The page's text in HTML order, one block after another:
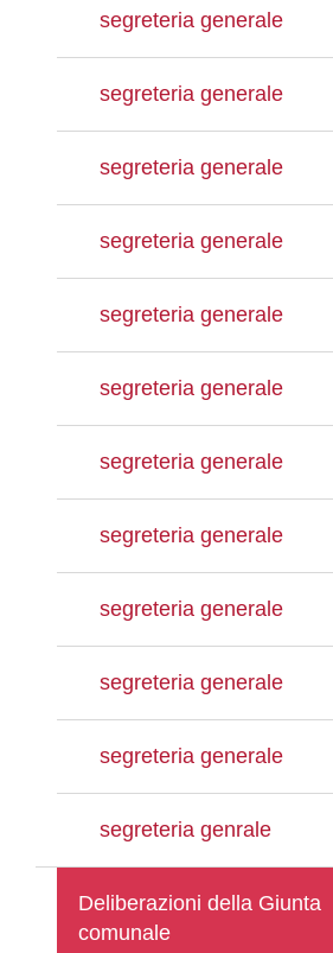
segreteria generale
segreteria generale
segreteria generale
segreteria generale
segreteria generale
segreteria generale
segreteria generale
segreteria generale
segreteria generale
segreteria generale
segreteria generale
segreteria genrale
Deliberazioni della Giunta
comunale